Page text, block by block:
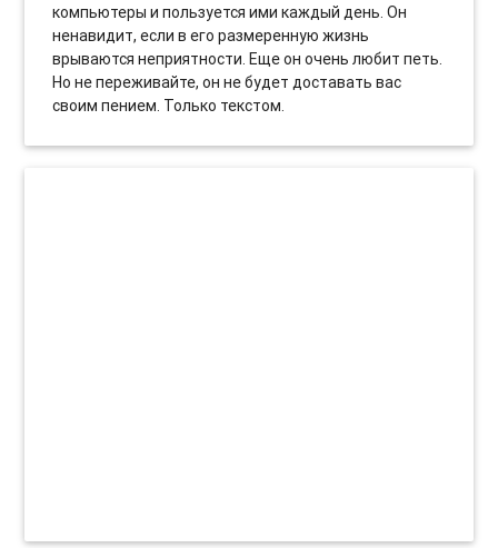
компьютеры и пользуется ими каждый день. Он
ненавидит, если в его размеренную жизнь
врываются неприятности. Еще он очень любит петь.
Но не переживайте, он не будет доставать вас
своим пением. Только текстом.